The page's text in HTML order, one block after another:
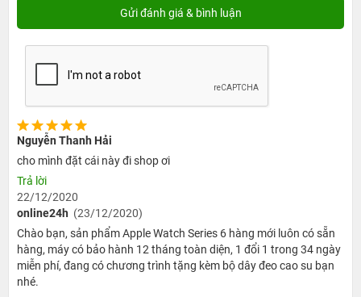
Điều khác biệt rõ ràng nhất chính ở mặt đáy chiếc Apple
Watch 6 có các cảm biến đo nồng độ oxy trong máu. Ở
thế hệ 6 người dùng tiếp tục có hai lựa chọn kích thước
đối với bản GPS của Apple Watch Series 6 44mm. Tương
tự thế hệ tiền nhiệm, đồng hồ Apple mới sử dụng màn
hình LTPO Retina sáng hơn 2.5 lần khi ở ngoài trời, hỗ trợ
Nguyễn Thanh Hải
cho mình đặt cái này đi shop ơi
Trả lời
22/12/2020
online24h (23/12/2020)
Chào bạn, sản phẩm Apple Watch Series 6 hàng mới luôn có sẵn
hàng, máy có bảo hành 12 tháng toàn diện, 1 đổi 1 trong 34 ngày
miễn phí, đang có chương trình tặng kèm bộ dây đeo cao su bạn
nhé.